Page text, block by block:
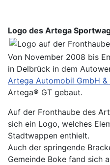
Logo des Artega
Von November 2008 bis
in Delbrück in dem
Artega Automobil GmbH &
Artega® GT gebaut.
Auf der Fronthaube des
sich ein Logo, welches
Stadtwappen enthielt.
Auch der springende
Gemeinde Boke fand sich